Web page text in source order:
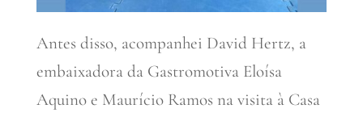
Antes disso, acompanhei David Hertz, a
embaixadora da Gastromotiva Eloísa
Aquino e Maurício Ramos na visita à Casa